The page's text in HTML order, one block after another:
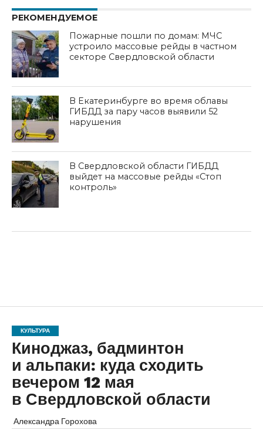
РЕКОМЕНДУЕМОЕ
Пожарные пошли по домам: МЧС
устроило массовые рейды в частном
секторе Свердловской области
В Екатеринбурге во время облавы
ГИБДД за пару часов выявили 52
нарушения
В Свердловской области ГИБДД
выйдет на массовые рейды «Стоп
контроль»
КУЛЬТУРА
Киноджаз, бадминтон
и альпаки: куда сходить
вечером 12 мая
в Свердловской области
Александра Горохова